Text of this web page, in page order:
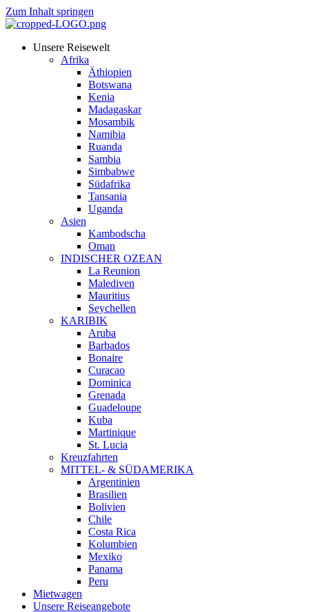
Zum Inhalt springen
Unsere Reisewelt
Afrika
Äthiopien
Botswana
Kenia
Madagaskar
Mosambik
Namibia
Ruanda
Sambia
Simbabwe
Südafrika
Tansania
Uganda
Asien
Kambodscha
Oman
INDISCHER OZEAN
La Reunion
Malediven
Mauritius
Seychellen
KARIBIK
Aruba
Barbados
Bonaire
Curacao
Dominica
Grenada
Guadeloupe
Kuba
Martinique
St. Lucia
Kreuzfahrten
MITTEL- & SÜDAMERIKA
Argentinien
Brasilien
Bolivien
Chile
Costa Rica
Kolumbien
Mexiko
Panama
Peru
Mietwagen
Unsere Reiseangebote